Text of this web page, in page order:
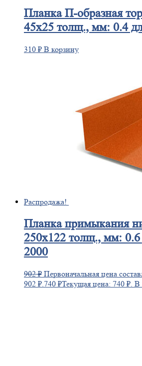
ПланкаП-образная
45х25 толщ., мм: 0.4
310 ₽ В корзину
Распродажа!
Планкапримыкания
250х122 толщ., мм:
2000
902₽ Первоначальная цена
902 ₽. 740 ₽Текущая цена: 740 ₽. В